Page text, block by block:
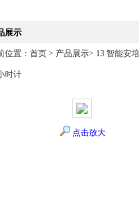
展示
位置： 首页 > 产品展示> 13 智能安
时计
点击放大